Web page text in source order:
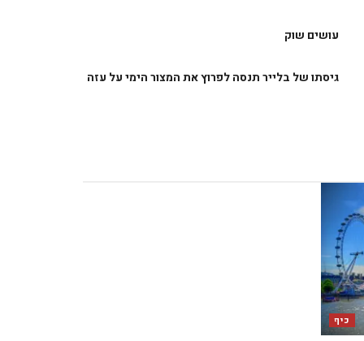
עושים שוק
גיסתו של בלייר תנסה לפרוץ את המצור הימי על עזה
כיף